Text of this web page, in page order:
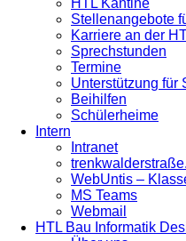
HTL Kantine
Stellenangebote
Karriere an der
Sprechstunden
Termine
Unterstützung für
Beihilfen
Schülerheime
Intern
Intranet
WebUntis –
MS Teams
Webmail
HTL Bau Informatik